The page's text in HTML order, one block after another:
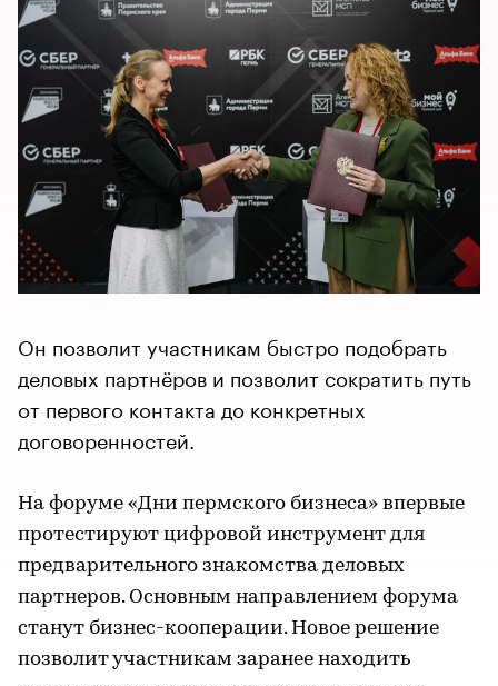
Он позволит участникам быстро подобрать
деловых партнёров и позволит сократить путь
от первого контакта до конкретных
договоренностей.
На форуме «Дни пермского бизнеса» впервые
протестируют цифровой инструмент для
предварительного знакомства деловых
партнеров. Основным направлением форума
станут бизнес-кооперации. Новое решение
позволит участникам заранее находить